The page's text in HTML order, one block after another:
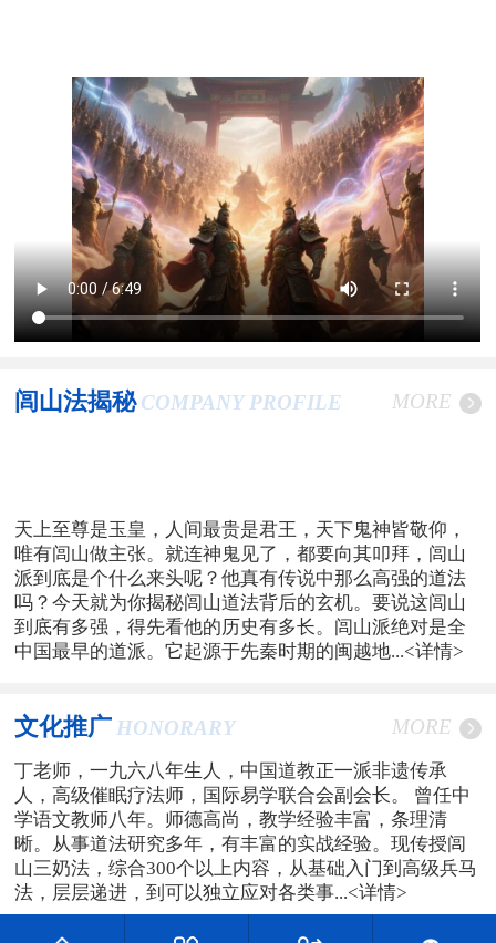
闾山法揭秘 COMPANY PROFILE MORE
天上至尊是玉皇，人间最贵是君王，天下鬼神皆敬仰，
唯有闾山做主张。就连神鬼见了，都要向其叩拜，闾山
派到底是个什么来头呢？他真有传说中那么高强的道法
吗？今天就为你揭秘闾山道法背后的玄机。要说这闾山
到底有多强，得先看他的历史有多长。闾山派绝对是全
中国最早的道派。它起源于先秦时期的闽越地...<详情>
文化推广 HONORARY MORE
丁老师，一九六八年生人，中国道教正一派非遗传承
人，高级催眠疗法师，国际易学联合会副会长。 曾任中
学语文教师八年。师德高尚，教学经验丰富，条理清
晰。从事道法研究多年，有丰富的实战经验。现传授闾
山三奶法，综合300个以上内容，从基础入门到高级兵马
法，层层递进，到可以独立应对各类事...<详情>